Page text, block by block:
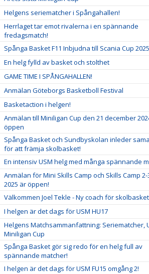
Helgens seriematcher i Spångahallen!
Herrlaget tar emot rivalerna i en spännande
fredagsmatch!
Spånga Basket F11 Inbjudna till Scania Cup
En helg fylld av basket och stolthet
GAME TIME I SPÅNGAHALLEN!
Anmälan Göteborgs Basketboll Festival
Basketaction i helgen!
Anmälan till Miniligan Cup den 21 december
öppen
Spånga Basket och Sundbyskolan inleder
för att främja skolbasket!
En intensiv USM helg med många spännande
Anmälan för Mini Skills Camp och Skills Camp
2025 är öppen!
Välkommen Joel Tekle - Ny coach för
I helgen är det dags för USM HU17
Helgens Matchsammanfattning: Seriematcher,
Miniligan Cup
Spånga Basket gör sig redo för en helg full av
spännande matcher!
I helgen är det dags för USM FU15 omgång 2!